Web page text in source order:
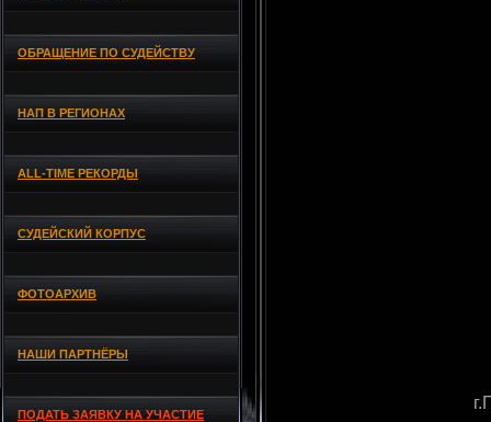
ОБРАЩЕНИЕ ПО СУДЕЙСТВУ
НАП В РЕГИОНАХ
ALL-TIME РЕКОРДЫ
СУДЕЙСКИЙ КОРПУС
ФОТОАРХИВ
НАШИ ПАРТНЁРЫ
ПОДАТЬ ЗАЯВКУ НА УЧАСТИЕ